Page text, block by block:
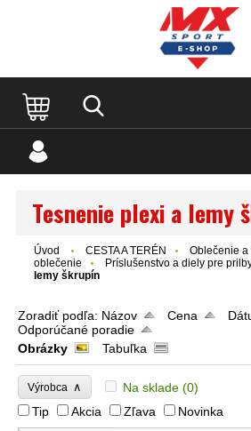
Tesnenie plexi a lemy
Úvod CESTA A TERÉN Oblečenie a
oblečenie
Príslušenstvo a diely pre
lemy škrupín
Zoradiť podľa: Názov Cena
Odporúčané poradie
Obrázky
Tabuľka
Výrobca ∧ Na sklade (0)
Tip
Akcia Zľava Novinka